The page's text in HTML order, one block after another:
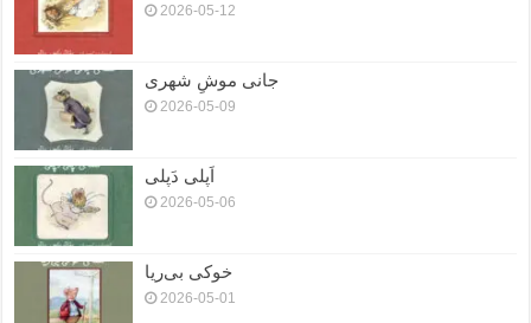
2026-05-12
جانی موشِ شهری
2026-05-09
اَپلی دَپلی
2026-05-06
خوکی بی‌ریا
2026-05-01